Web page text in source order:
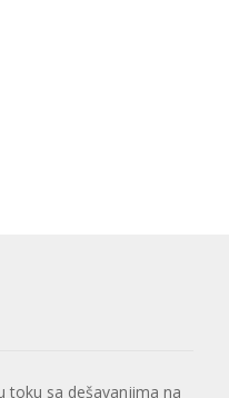
toku sa dešavanjima na